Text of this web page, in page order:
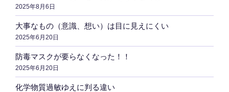
2025年8月6日
大事なもの（意識、想い）は目に見えにくい
2025年6月20日
防毒マスクが要らなくなった！！
2025年6月20日
化学物質過敏ゆえに判る違い